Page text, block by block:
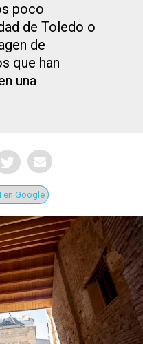
poco
de Toledo o
de
que han
una
en Google